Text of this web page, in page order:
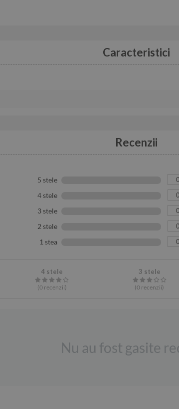
Caracteristici
Recenzii
5 stele 0
4 stele 0
3 stele 0
2 stele 0
1 stea 0
4 stele
(0recenzii)
3 stele
(0 recenzii)
Nu au fost gasite